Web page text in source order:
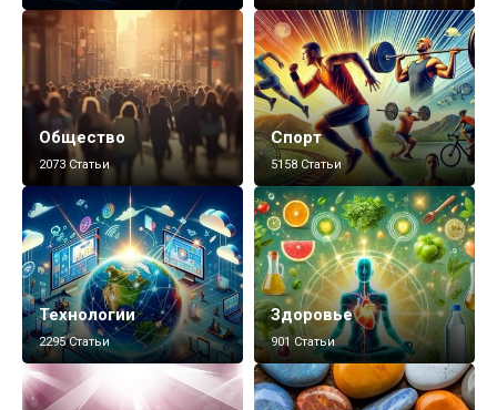
Общество
2073 Статьи
Спорт
5158 Статьи
Технологии
2295 Статьи
Здоровье
901 Статьи